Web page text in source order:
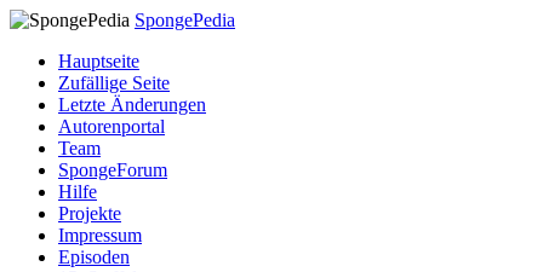
SpongePedia
Hauptseite
Zufällige Seite
Letzte Änderungen
Autorenportal
Team
SpongeForum
Hilfe
Projekte
Impressum
Episoden